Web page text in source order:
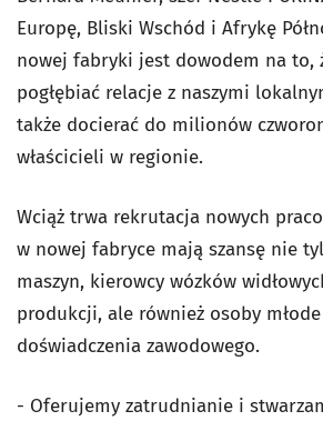
Europę, Bliski Wschód i Afrykę
nowej fabryki jest dowodem na to,
pogłębiać relacje z naszymi
także docierać do milionów
właścicieli w regionie.
Wciąż trwa rekrutacja nowych
w nowej fabryce mają szansę nie
maszyn, kierowcy wózków
produkcji, ale również osoby
doświadczenia zawodowego.
- Oferujemy zatrudnianie i